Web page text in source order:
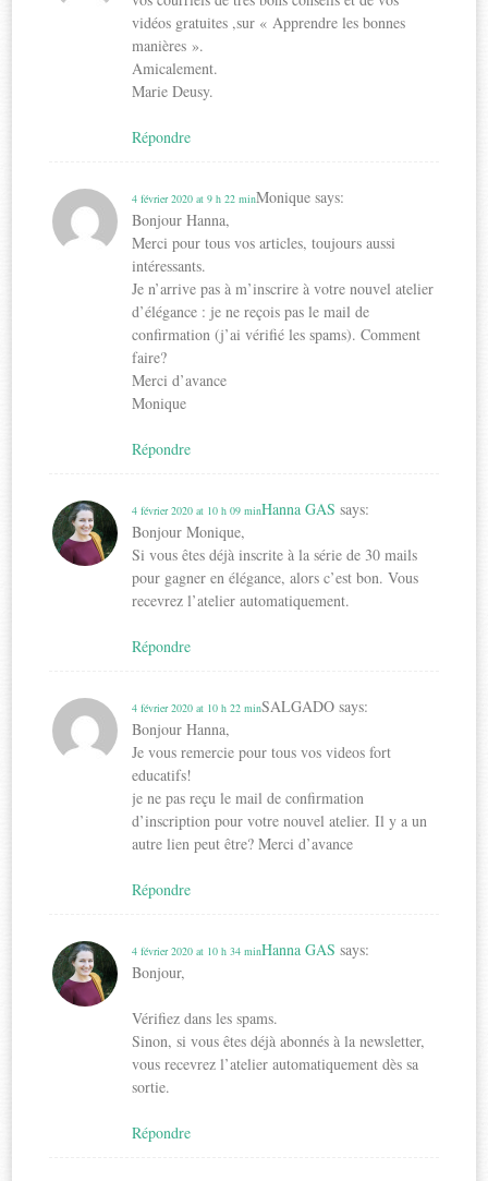
vidéos gratuites ,sur « Apprendre les bonnes
manières ».
Amicalement.
Marie Deusy.
Répondre
Monique says:
4 février 2020 at 9 h 22 min
Bonjour Hanna,
Merci pour tous vos articles, toujours aussi
intéressants.
Je n’arrive pas à m’inscrire à votre nouvel atelier
d’élégance : je ne reçois pas le mail de
confirmation (j’ai vérifié les spams). Comment
faire?
Merci d’avance
Monique
Répondre
Hanna GAS says:
4 février 2020 at 10 h 09 min
Bonjour Monique,
Si vous êtes déjà inscrite à la série de 30 mails
pour gagner en élégance, alors c’est bon. Vous
recevrez l’atelier automatiquement.
Répondre
SALGADO says:
4 février 2020 at 10 h 22 min
Bonjour Hanna,
Je vous remercie pour tous vos videos fort
educatifs!
je ne pas reçu le mail de confirmation
d’inscription pour votre nouvel atelier. Il y a un
autre lien peut être? Merci d’avance
Répondre
Hanna GAS says:
4 février 2020 at 10 h 34 min
Bonjour,
Vérifiez dans les spams.
Sinon, si vous êtes déjà abonnés à la newsletter,
vous recevrez l’atelier automatiquement dès sa
sortie.
Répondre